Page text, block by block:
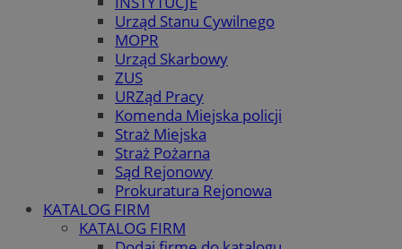
Urząd Stanu Cywilnego
MOPR
Urząd Skarbowy
ZUS
URZąd Pracy
Komenda Miejska policji
Straż Miejska
Straż Pożarna
Sąd Rejonowy
Prokuratura Rejonowa
KATALOG FIRM
KATALOG FIRM